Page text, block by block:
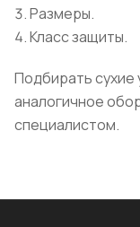
Размеры.
Класс защиты.
Подбирать сухие
аналогичное
специалистом.